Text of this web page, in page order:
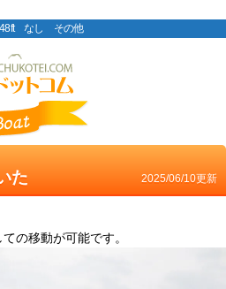
48ft なし その他
た 2025/06/10更新
の移動が可能です。